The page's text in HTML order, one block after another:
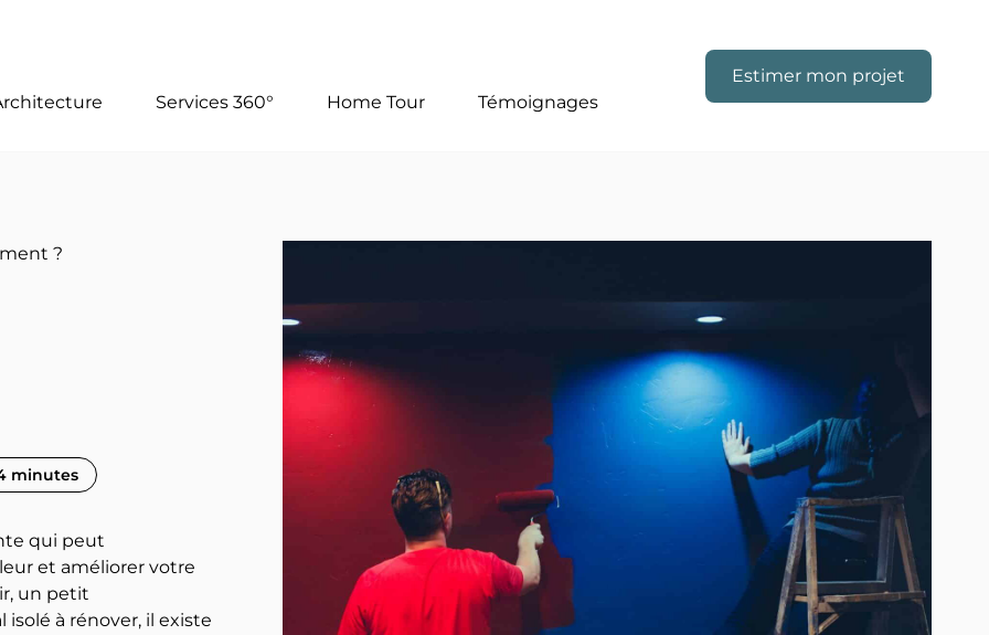
Services 360° Home Tour Témoignages
Estimer mon projet
?
minutes
qui peut
et améliorer votre
un petit
à rénover, il existe